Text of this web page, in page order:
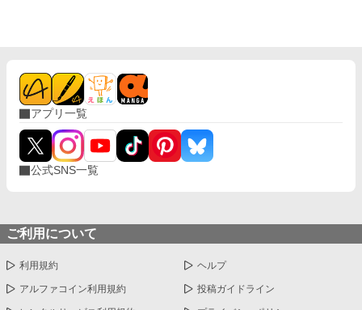
アプリ一覧
公式SNS一覧
ご利用について
利用規約 ヘルプ
アルファコイン利用規約 投稿ガイドライン